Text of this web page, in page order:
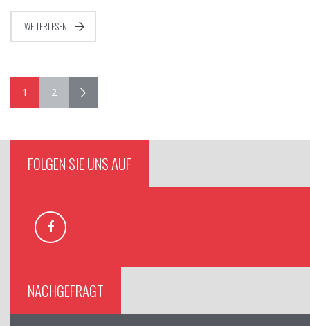
WEITERLESEN
1 2
FOLGEN SIE UNS AUF
NACHGEFRAGT